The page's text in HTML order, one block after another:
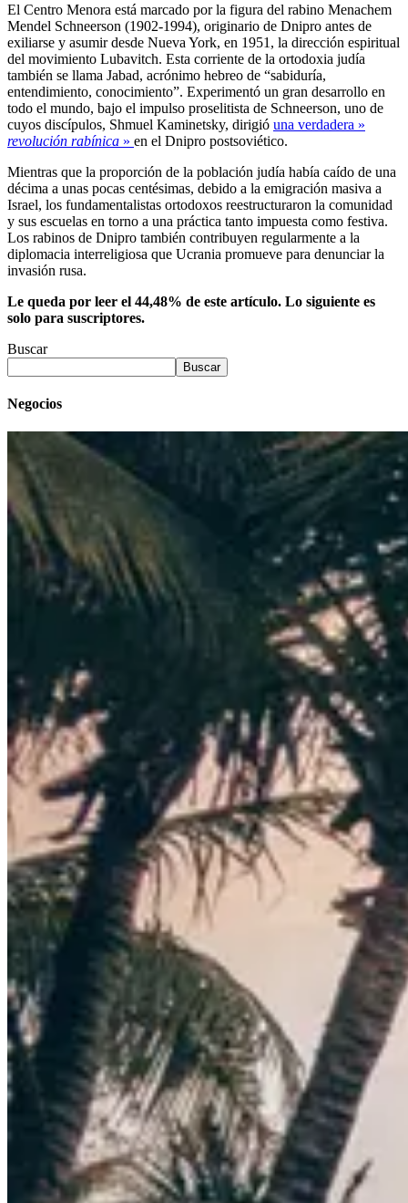
El Centro Menora está marcado por la figura del rabino Menachem
Mendel Schneerson (1902-1994), originario de Dnipro antes de
exiliarse y asumir desde Nueva York, en 1951, la dirección espiritual
del movimiento Lubavitch. Esta corriente de la ortodoxia judía
también se llama Jabad, acrónimo hebreo de “sabiduría,
entendimiento, conocimiento”. Experimentó un gran desarrollo en
todo el mundo, bajo el impulso proselitista de Schneerson, uno de
cuyos discípulos, Shmuel Kaminetsky, dirigió una verdadera »
revolución rabínica » en el Dnipro postsoviético.
Mientras que la proporción de la población judía había caído de una
décima a unas pocas centésimas, debido a la emigración masiva a
Israel, los fundamentalistas ortodoxos reestructuraron la comunidad
y sus escuelas en torno a una práctica tanto impuesta como festiva.
Los rabinos de Dnipro también contribuyen regularmente a la
diplomacia interreligiosa que Ucrania promueve para denunciar la
invasión rusa.
Le queda por leer el 44,48% de este artículo. Lo siguiente es
solo para suscriptores.
Buscar
Buscar
Negocios